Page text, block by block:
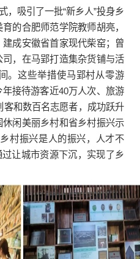
，吸引了一批“新乡人”投身乡
的合肥师范学院教师胡亮，
成安徽省首家现代柴窑；曾
，在马郢打造集杂货铺与活
。这些举措使马郢村从零游
接待游客近40万人次、旅游
客和数百名志愿者，成功跃升
闲美丽乡村和省乡村振兴示
村振兴是人的振兴，人才不
过让城市资源下沉，实现了乡